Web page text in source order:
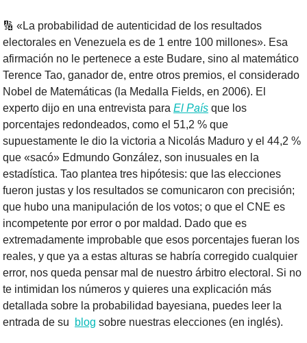
🔢 «La probabilidad de autenticidad de los resultados
electorales en Venezuela es de 1 entre 100 millones». Esa
afirmación no le pertenece a este Budare, sino al matemático
Terence Tao, ganador de, entre otros premios, el considerado
Nobel de Matemáticas (la Medalla Fields, en 2006). El
experto dijo en una entrevista para El País que los
porcentajes redondeados, como el 51,2 % que
supuestamente le dio la victoria a Nicolás Maduro y el 44,2 %
que «sacó» Edmundo González, son inusuales en la
estadística. Tao plantea tres hipótesis: que las elecciones
fueron justas y los resultados se comunicaron con precisión;
que hubo una manipulación de los votos; o que el CNE es
incompetente por error o por maldad. Dado que es
extremadamente improbable que esos porcentajes fueran los
reales, y que ya a estas alturas se habría corregido cualquier
error, nos queda pensar mal de nuestro árbitro electoral. Si no
te intimidan los números y quieres una explicación más
detallada sobre la probabilidad bayesiana, puedes leer la
entrada de su
blog sobre nuestras elecciones (en inglés).